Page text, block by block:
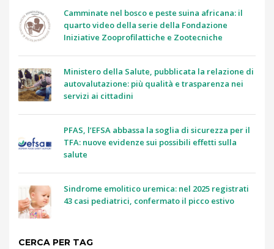
Camminate nel bosco e peste suina africana: il
quarto video della serie della Fondazione
Iniziative Zooprofilattiche e Zootecniche
Ministero della Salute, pubblicata la relazione di
autovalutazione: più qualità e trasparenza nei
servizi ai cittadini
PFAS, l’EFSA abbassa la soglia di sicurezza per il
TFA: nuove evidenze sui possibili effetti sulla
salute
Sindrome emolitico uremica: nel 2025 registrati
43 casi pediatrici, confermato il picco estivo
CERCA PER TAG